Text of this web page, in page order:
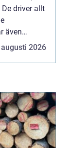
driver allt
även
2026